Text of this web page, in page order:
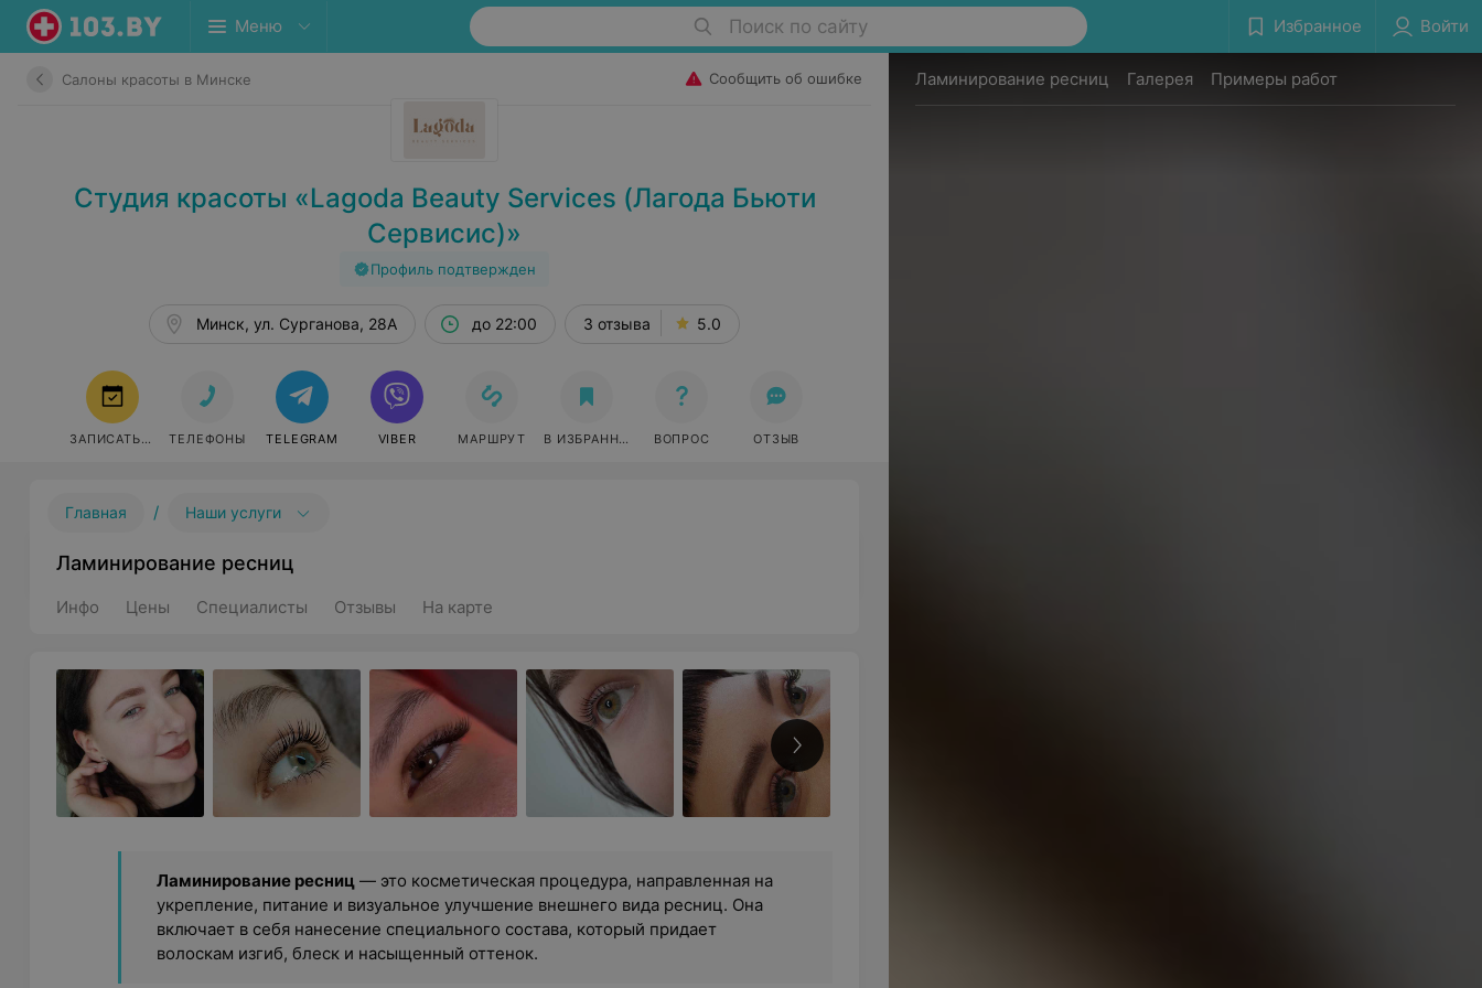
Меню Поиск по сайту Избранное Войти
Салоны красоты в Минске Сообщить об ошибке
Студия красоты «Lagoda Beauty Services (Лагода Бьюти
Сервисис)»
Профиль подтвержден
Минск, ул. Сурганова, 28А до 22:00 3 отзыва 5.0
ЗАПИСАТЬСЯ ТЕЛЕФОНЫ TELEGRAM VIBER МАРШРУТ В ИЗБРАННОЕ ВОПРОС ОТЗЫВ
Главная / Наши услуги
Ламинирование ресниц
Инфо Цены Специалисты Отзывы На карте
Ламинирование ресниц — это косметическая процедура, направленная на
укрепление, питание и визуальное улучшение внешнего вида ресниц. Она
включает в себя нанесение специального состава, который придает
волоскам изгиб, блеск и насыщенный оттенок.
Ламинирование ресниц Галерея Примеры работ